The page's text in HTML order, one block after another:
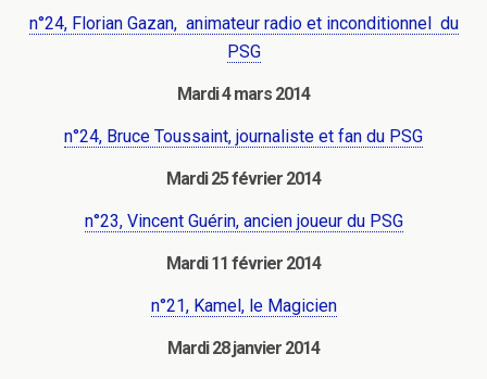
n°24, Florian Gazan, animateur radio et inconditionnel du
PSG
Mardi 4 mars 2014
n°24, Bruce Toussaint, journaliste et fan du PSG
Mardi 25 février 2014
n°23, Vincent Guérin, ancien joueur du PSG
Mardi 11 février 2014
n°21, Kamel, le Magicien
Mardi 28 janvier 2014